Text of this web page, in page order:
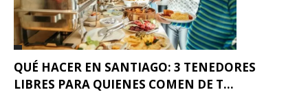
QUÉ HACER EN SANTIAGO: 3 TENEDORES
LIBRES PARA QUIENES COMEN DE T...